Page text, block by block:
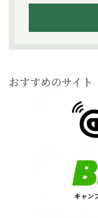
おすすめのサイト